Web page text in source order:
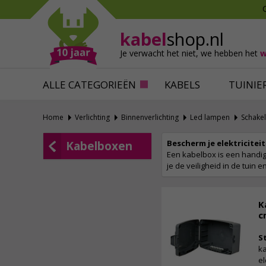
kabelshop.nl
Je verwacht het niet, we hebben het
ALLE CATEGORIEËN KABELS
Mollen verjagen
Slakken bestrijden
Katten verjagen
Alles tegen ongedierte
Ventilatie
Home Verlichting Binnenverlichting Led lampen
Kabelboxen
Bescherm je
Een kabelbox is een
je de veiligheid in de tuin